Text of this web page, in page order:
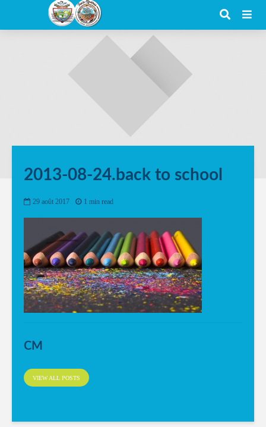
2013-08-24.back to school
29 août 2017 1 min read
CM
VIEW ALL POSTS